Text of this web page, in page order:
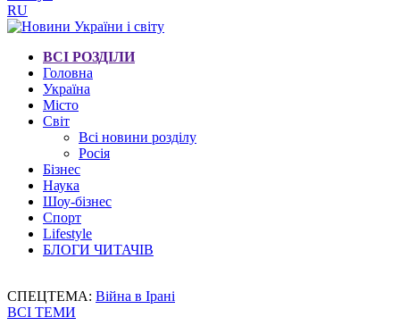
RU
ВСІ РОЗДІЛИ
Головна
Україна
Місто
Світ
Всі новини розділу
Росія
Бізнес
Наука
Шоу-бізнес
Спорт
Lifestyle
БЛОГИ ЧИТАЧІВ
СПЕЦТЕМА: Війна в Ірані
ВСІ ТЕМИ